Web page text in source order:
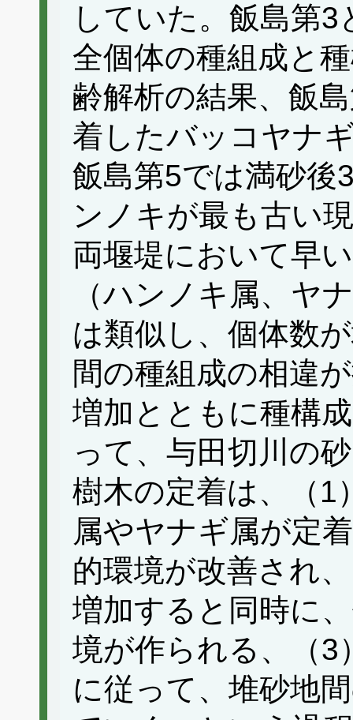
していた。飯島第
全個体の種組成と
齢解析の結果、飯
着したバッコヤナ
飯島第5では満砂後
ンノキが最も古い
両堰堤において早
（ハンノキ属、ヤ
は類似し、個体数
間の種組成の相違
増加とともに種構
って、与田切川の
樹木の定着は、（1
属やヤナギ属が定
的環境が改善され
増加すると同時に
境が作られる、（3
に従って、堆砂地